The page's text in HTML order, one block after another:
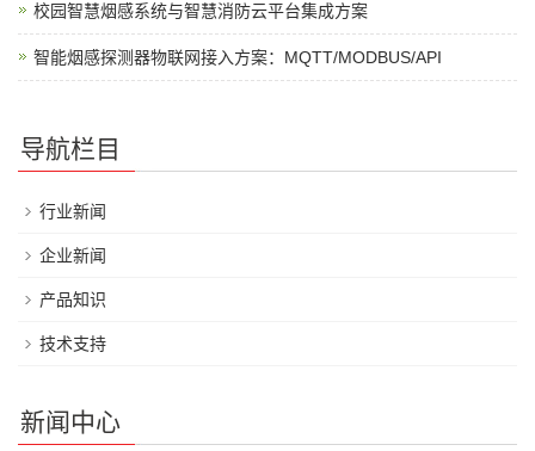
校园智慧烟感系统与智慧消防云平台集成方案
智能烟感探测器物联网接入方案：MQTT/MODBUS/API
导航栏目
行业新闻
企业新闻
产品知识
技术支持
新闻中心